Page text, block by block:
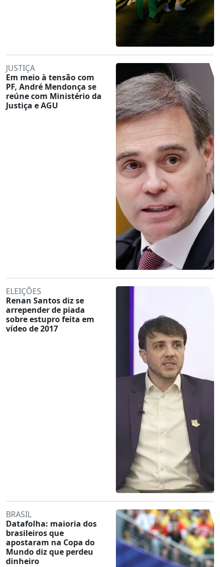
JUSTIÇA
Em meio à tensão com
PF, André Mendonça se
reúne com Ministério da
Justiça e AGU
ELEIÇÕES
Renan Santos diz se
arrepender de piada
sobre estupro feita em
vídeo de 2017
BRASIL
Datafolha: maioria dos
brasileiros que
apostaram na Copa do
Mundo diz que perdeu
dinheiro